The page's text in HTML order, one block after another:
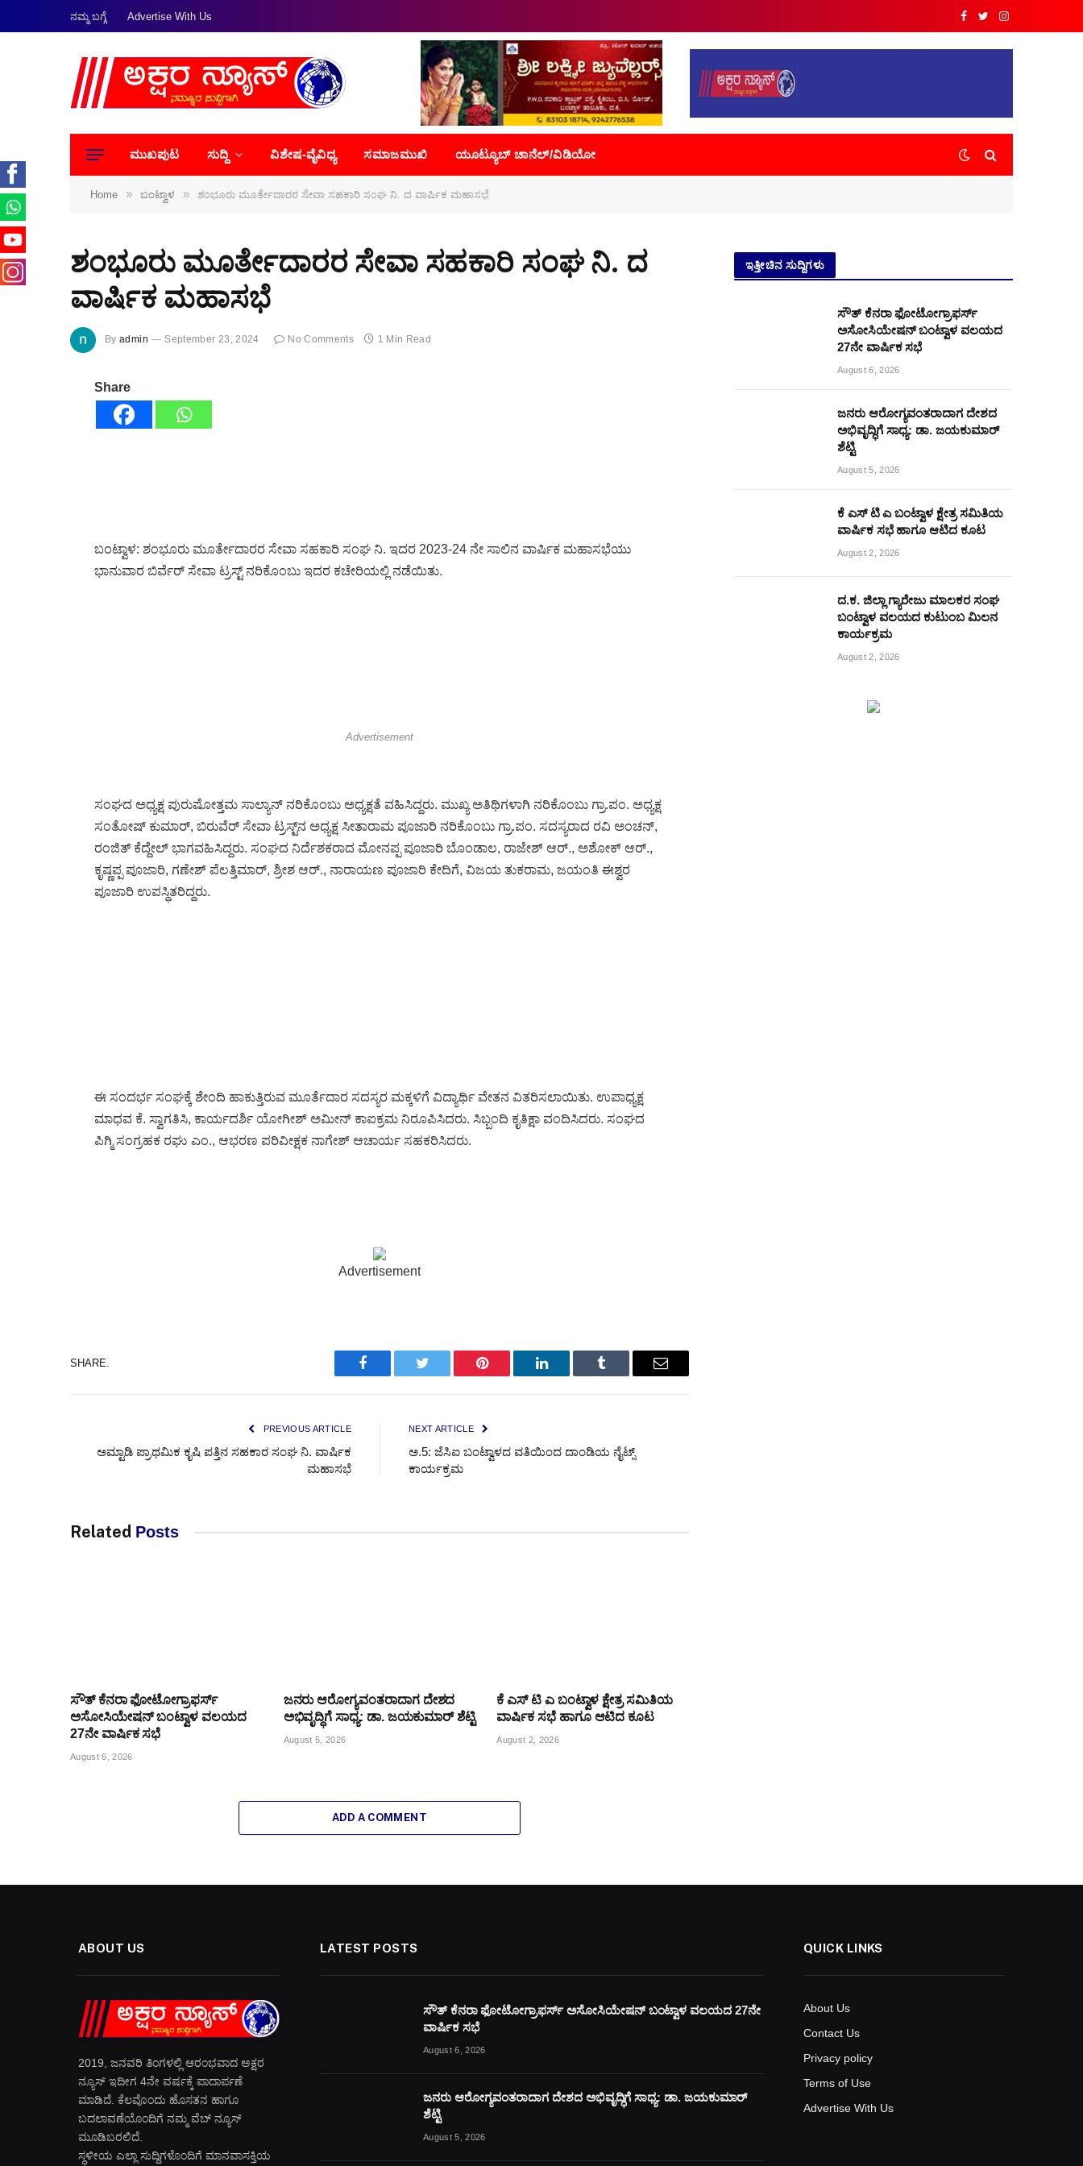
ನಮ್ಮ ಬಗ್ಗೆ Advertise With Us
Facebook
TwitterInstagram
ಮುಖಪುಟ ಸುದ್ದಿ ವಿಶೇಷ-ವೈವಿಧ್ಯ ಸಮಾಜಮುಖಿ ಯೂಟ್ಯೂಬ್ ಚಾನೆಲ್/ವಿಡಿಯೋ
Home » ಬಂಟ್ವಾಳ » ಶಂಭೂರು ಮೂರ್ತೇದಾರರ ಸೇವಾ ಸಹಕಾರಿ ಸಂಘ ನಿ. ದ ವಾರ್ಷಿಕ ಮಹಾಸಭೆ
ಶಂಭೂರು ಮೂರ್ತೇದಾರರ ಸೇವಾ ಸಹಕಾರಿ ಸಂಘ ನಿ. ದ
ವಾರ್ಷಿಕ ಮಹಾಸಭೆ
By admin September 23, 2024 No Comments 1 Min Read
Share
ಬಂಟ್ವಾಳ: ಶಂಭೂರು ಮೂರ್ತೇದಾರರ ಸೇವಾ ಸಹಕಾರಿ ಸಂಘ ನಿ. ಇದರ 2023-24 ನೇ ಸಾಲಿನ ವಾರ್ಷಿಕ ಮಹಾಸಭೆಯು
ಭಾನುವಾರ ಬಿರ್ವೆರ್ ಸೇವಾ ಟ್ರಸ್ಟ್ ನರಿಕೊಂಬು ಇದರ ಕಚೇರಿಯಲ್ಲಿ ನಡೆಯಿತು.
Advertisement
ಸಂಘದ ಅಧ್ಯಕ್ಷ ಪುರುಷೋತ್ತಮ ಸಾಲ್ಯಾನ್ ನರಿಕೊಂಬು ಅಧ್ಯಕ್ಷತೆ ವಹಿಸಿದ್ದರು. ಮುಖ್ಯ ಅತಿಥಿಗಳಾಗಿ ನರಿಕೊಂಬು ಗ್ರಾ.ಪಂ. ಅಧ್ಯಕ್ಷ
ಸಂತೋಷ್ ಕುಮಾರ್, ಬಿರುವೆರ್ ಸೇವಾ ಟ್ರಸ್ಟ್‌ನ ಅಧ್ಯಕ್ಷ ಸೀತಾರಾಮ ಪೂಜಾರಿ ನರಿಕೊಂಬು ಗ್ರಾ.ಪಂ. ಸದಸ್ಯರಾದ ರವಿ ಅಂಚನ್,
ರಂಜಿತ್ ಕೆದ್ದೇಲ್ ಭಾಗವಹಿಸಿದ್ದರು. ಸಂಘದ ನಿರ್ದೆಶಕರಾದ ಮೋನಪ್ಪ ಪೂಜಾರಿ ಬೊಂಡಾಲ, ರಾಜೇಶ್ ಆರ್., ಅಶೋಕ್ ಆರ್.,
ಕೃಷ್ಣಪ್ಪ ಪೂಜಾರಿ, ಗಣೇಶ್ ಪೆಲತ್ತಿಮಾರ್, ಶ್ರೀಶ ಆರ್., ನಾರಾಯಣ ಪೂಜಾರಿ ಕೇದಿಗೆ, ವಿಜಯ ತುಕರಾಮ, ಜಯಂತಿ ಈಶ್ವರ
ಪೂಜಾರಿ ಉಪಸ್ಥಿತರಿದ್ದರು.
ಈ ಸಂದರ್ಭ ಸಂಘಕ್ಕೆ ಶೇಂದಿ ಹಾಕುತ್ತಿರುವ ಮೂರ್ತೆದಾರ ಸದಸ್ಯರ ಮಕ್ಕಳಿಗೆ ವಿದ್ಯಾರ್ಥಿ ವೇತನ ವಿತರಿಸಲಾಯಿತು. ಉಪಾಧ್ಯಕ್ಷ
ಮಾಧವ ಕೆ. ಸ್ವಾಗತಿಸಿ, ಕಾರ್ಯದರ್ಶಿ ಯೋಗೀಶ್ ಅಮೀನ್ ಕಾಐಕ್ರಮ ನಿರೂಪಿಸಿದರು. ಸಿಬ್ಬಂದಿ ಕೃತಿಕ್ಷಾ ವಂದಿಸಿದರು. ಸಂಘದ
ಪಿಗ್ಮಿ ಸಂಗ್ರಹಕ ರಘು ಎಂ., ಆಭರಣ ಪರಿವೀಕ್ಷಕ ನಾಗೇಶ್ ಆಚಾರ್ಯ ಸಹಕರಿಸಿದರು.
Advertisement
SHARE.
FacebookTwitter PinterestLinkedIn Tumblr Email
PREVIOUS ARTICLE
ಅಮ್ಟಾಡಿ ಪ್ರಾಥಮಿಕ ಕೃಷಿ ಪತ್ತಿನ ಸಹಕಾರ ಸಂಘ ನಿ. ವಾರ್ಷಿಕ
ಮಹಾಸಭೆ
NEXT ARTICLE
ಅ.5: ಜೆಸಿಐ ಬಂಟ್ವಾಳದ ವತಿಯಿಂದ ದಾಂಡಿಯ ನೈಟ್ಸ್
ಕಾರ್ಯಕ್ರಮ
Related Posts
ಸೌತ್ ಕೆನರಾ ಫೋಟೋಗ್ರಾಫರ್ಸ್
ಅಸೋಸಿಯೇಷನ್ ಬಂಟ್ವಾಳ ವಲಯದ
27ನೇ ವಾರ್ಷಿಕ ಸಭೆ
August 6, 2026
ಜನರು ಆರೋಗ್ಯವಂತರಾದಾಗ ದೇಶದ
ಅಭಿವೃದ್ಧಿಗೆ ಸಾಧ್ಯ: ಡಾ. ಜಯಕುಮಾರ್ ಶೆಟ್ಟಿ
August 5, 2026
ಕೆ ಎಸ್ ಟಿ ಎ ಬಂಟ್ವಾಳ ಕ್ಷೇತ್ರ ಸಮಿತಿಯ
ವಾರ್ಷಿಕ ಸಭೆ ಹಾಗೂ ಆಟಿದ ಕೂಟ
August 2, 2026
ADD A COMMENT
ಇತ್ತೀಚಿನ ಸುದ್ದಿಗಳು
ಸೌತ್ ಕೆನರಾ ಫೋಟೋಗ್ರಾಫರ್ಸ್
ಅಸೋಸಿಯೇಷನ್ ಬಂಟ್ವಾಳ ವಲಯದ
27ನೇ ವಾರ್ಷಿಕ ಸಭೆ
August 6, 2026
ಜನರು ಆರೋಗ್ಯವಂತರಾದಾಗ ದೇಶದ
ಅಭಿವೃದ್ಧಿಗೆ ಸಾಧ್ಯ: ಡಾ. ಜಯಕುಮಾರ್
ಶೆಟ್ಟಿ
August 5, 2026
ಕೆ ಎಸ್ ಟಿ ಎ ಬಂಟ್ವಾಳ ಕ್ಷೇತ್ರ ಸಮಿತಿಯ
ವಾರ್ಷಿಕ ಸಭೆ ಹಾಗೂ ಆಟಿದ ಕೂಟ
August 2, 2026
ದ.ಕ. ಜಿಲ್ಲಾ ಗ್ಯಾರೇಜು ಮಾಲಕರ ಸಂಘ
ಬಂಟ್ವಾಳ ವಲಯದ ಕುಟುಂಬ ಮಿಲನ
ಕಾರ್ಯಕ್ರಮ
August 2, 2026
ABOUT US
2019, ಜನವರಿ‌ ತಿಂಗಳಲ್ಲಿ ಆರಂಭವಾದ ಅಕ್ಷರ
ನ್ಯೂಸ್ ಇದೀಗ 4ನೇ ವರ್ಷಕ್ಕೆ ಪಾದಾರ್ಪಣೆ
ಮಾಡಿದೆ. ಕೆಲವೊಂದು ಹೊಸತನ ಹಾಗೂ
ಬದಲಾವಣೆಯೊಂದಿಗೆ ನಮ್ಮ ವೆಬ್ ನ್ಯೂಸ್
ಮೂಡಿಬರಲಿದೆ.
ಸ್ಥಳೀಯ ಎಲ್ಲಾ ಸುದ್ದಿಗಳೊಂದಿಗೆ ಮಾನವಾಸಕ್ತಿಯ
LATEST POSTS
ಸೌತ್ ಕೆನರಾ ಫೋಟೋಗ್ರಾಫರ್ಸ್ ಅಸೋಸಿಯೇಷನ್ ಬಂಟ್ವಾಳ ವಲಯದ 27ನೇ
ವಾರ್ಷಿಕ ಸಭೆ
August 6, 2026
ಜನರು ಆರೋಗ್ಯವಂತರಾದಾಗ ದೇಶದ ಅಭಿವೃದ್ಧಿಗೆ ಸಾಧ್ಯ: ಡಾ. ಜಯಕುಮಾರ್
ಶೆಟ್ಟಿ
August 5, 2026
QUICK LINKS
About Us
Contact Us
Privacy policy
Terms of Use
Advertise With Us